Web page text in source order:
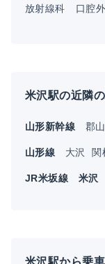
放射線科
口腔
米沢駅の近隣
山形新幹線 郡山
山形線 大沢 関
JR米坂線 米沢